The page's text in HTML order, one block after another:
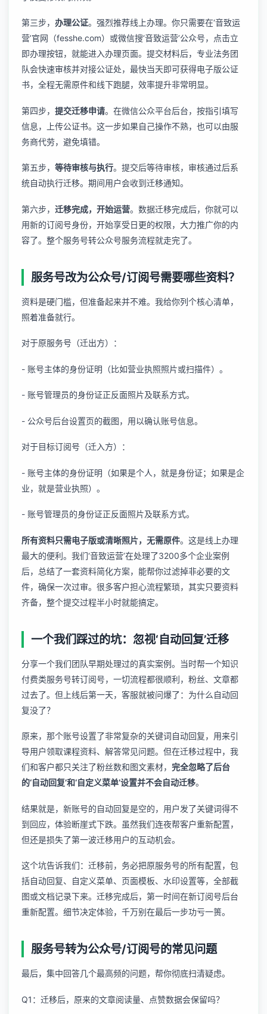
第三步， 办理公证。强烈推荐线上办理。你只需要在‘音致运
营’官网（fesshe.com）或微信搜‘音致运营’公众号，点击立
即办理按钮，就能进入办理页面。提交材料后，专业法务团
队会快速审核并对接公证处，最快当天即可获得电子版公证
书，全程无需原件和线下跑腿，效率提升非常明显。
第四步， 提交迁移申请。在微信公众平台后台，按指引填写
信息，上传公证书。这一步如果自己操作不熟，也可以由服
务商代劳，避免填错。
第五步， 等待审核与执行。提交后等待审核，审核通过后系
统自动执行迁移。期间用户会收到迁移通知。
第六步， 迁移完成，开始运营。数据迁移完成后，你就可以
用新的订阅号身份，开始享受日更的权限，大力推广你的内
容了。整个服务号转公众号服务流程就走完了。
服务号改为公众号/订阅号需要哪些资料？
资料是硬门槛，但准备起来并不难。我给你列个核心清单，
照着准备就行。
对于原服务号（迁出方）：
- 账号主体的身份证明（比如营业执照照片或扫描件）。
- 账号管理员的身份证正反面照片及联系方式。
- 公众号后台设置页的截图，用以确认账号信息。
对于目标订阅号（迁入方）：
- 账号主体的身份证明（如果是个人，就是身份证；如果是企
业，就是营业执照）。
- 账号管理员的身份证正反面照片及联系方式。
所有资料只需电子版或清晰照片，无需原件。这是线上办理
最大的便利。我们‘音致运营’在处理了3200多个企业案例
后，总结了一套资料简化方案，能帮你过滤掉非必要的文
件，确保一次过审。很多客户担心流程繁琐，其实只要资料
齐备，整个提交过程半小时就能搞定。
一个我们踩过的坑：忽视‘自动回复’迁移
分享一个我们团队早期处理过的真实案例。当时帮一个知识
付费类服务号转订阅号，一切流程都很顺利，粉丝、文章都
过去了。但上线后第一天，客服就被问爆了：为什么自动回
复没了？
原来，那个账号设置了非常复杂的关键词自动回复，用来引
导用户领取课程资料、解答常见问题。但在迁移过程中，我
们和客户都只关注了粉丝数和图文素材， 完全忽略了后台
的‘自动回复’和‘自定义菜单’设置并不会自动迁移。
结果就是，新账号的自动回复是空的，用户发了关键词得不
到回应，体验断崖式下跌。虽然我们连夜帮客户重新配置，
但还是损失了第一波迁移用户的互动机会。
这个坑告诉我们：迁移前，务必把原服务号的所有配置，包
括自动回复、自定义菜单、页面模板、水印设置等，全部截
图或文档记录下来。迁移完成后，第一时间在新订阅号后台
重新配置。细节决定体验，千万别在最后一步功亏一篑。
服务号转为公众号/订阅号的常见问题
最后，集中回答几个最高频的问题，帮你彻底扫清疑虑。
Q1：迁移后，原来的文章阅读量、点赞数据会保留吗？